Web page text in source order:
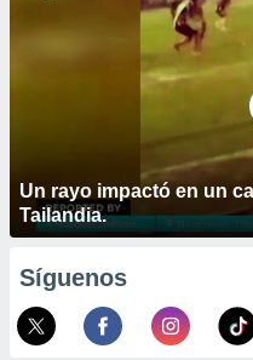
Un rayo impactó en un
Tailandia.
Síguenos